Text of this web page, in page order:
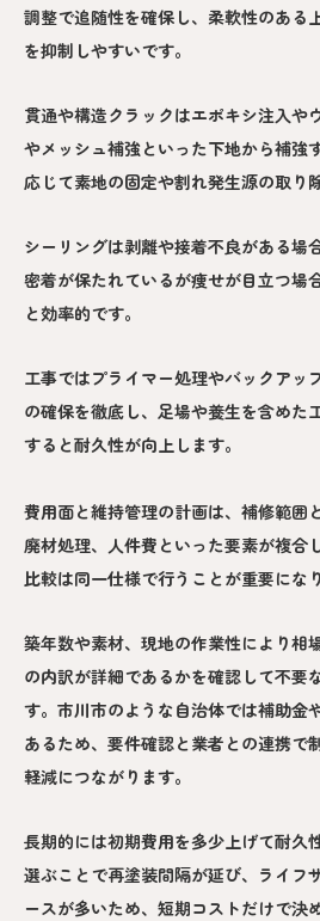
調整で追随性を確保し、柔軟性のある
を抑制しやすいです。
貫通や構造クラックはエポキシ注入や
やメッシュ補強といった下地から補強
応じて素地の固定や割れ発生源の取り
シーリングは剥離や接着不良がある場
密着が保たれているが痩せが目立つ場
と効率的です。
工事ではプライマー処理やバックアッ
の確保を徹底し、足場や養生を含めた
すると耐久性が向上します。
費用面と維持管理の計画は、補修範囲
廃材処理、人件費といった要素が複合
比較は同一仕様で行うことが重要にな
築年数や素材、現地の作業性により相
の内訳が詳細であるかを確認して不要
す。市川市のような自治体では補助金
あるため、要件確認と業者との連携で
軽減につながります。
長期的には初期費用を多少上げて耐久
選ぶことで再塗装間隔が延び、ライフ
ースが多いため、短期コストだけで決